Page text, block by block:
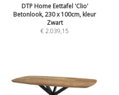
DTP Home Eettafel 'Clio'
Betonlook, 230 x 100cm, kleur
Zwart
€ 2.039,15